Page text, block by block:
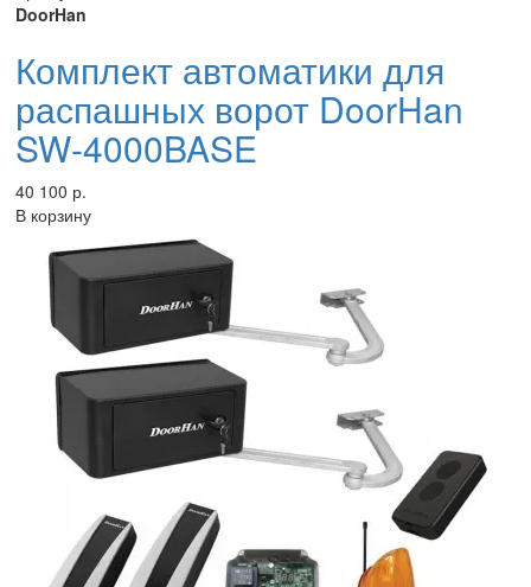
DoorHan
Комплект автоматики для
распашных ворот DoorHan
SW-4000BASE
40 100 р.
В корзину